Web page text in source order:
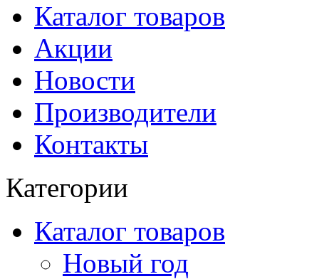
Каталог товаров
Акции
Новости
Производители
Контакты
Категории
Каталог товаров
Новый год